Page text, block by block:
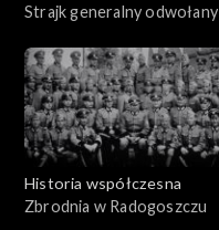
Strajk generalny odwołany
Historia współczesna
Zbrodnia w Radogoszczu